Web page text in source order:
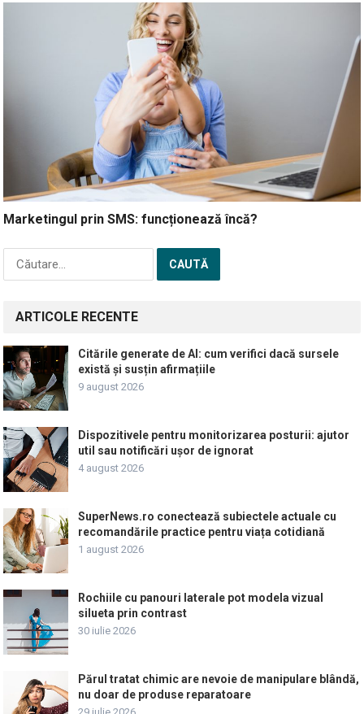
Marketingul prin SMS: funcționează încă?
Caută
ARTICOLE RECENTE
Citările generate de AI: cum verifici dacă sursele
există și susțin afirmațiile
9 august 2026
Dispozitivele pentru monitorizarea posturii: ajutor
util sau notificări ușor de ignorat
4 august 2026
SuperNews.ro conectează subiectele actuale cu
recomandările practice pentru viața cotidiană
1 august 2026
Rochiile cu panouri laterale pot modela vizual
silueta prin contrast
30 iulie 2026
Părul tratat chimic are nevoie de manipulare blândă,
nu doar de produse reparatoare